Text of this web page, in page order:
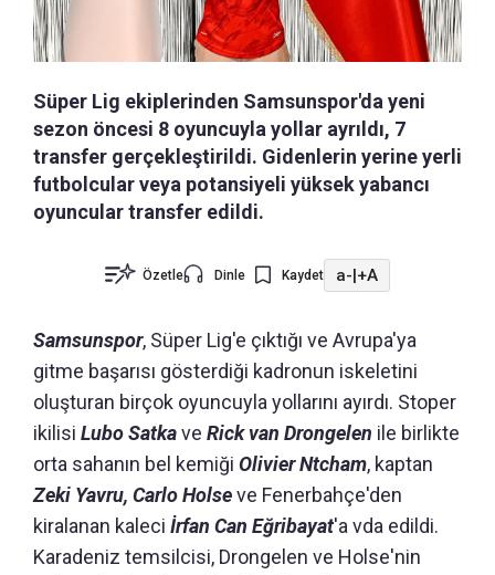
Süper Lig ekiplerinden Samsunspor'da yeni
sezon öncesi 8 oyuncuyla yollar ayrıldı, 7
transfer gerçekleştirildi. Gidenlerin yerine yerli
futbolcular veya potansiyeli yüksek yabancı
oyuncular transfer edildi.
Özetle Dinle Kaydet a-|+A
Samsunspor, Süper Lig'e çıktığı ve Avrupa'ya
gitme başarısı gösterdiği kadronun iskeletini
oluşturan birçok oyuncuyla yollarını ayırdı. Stoper
ikilisi Lubo Satkave Rick van Drongelen ile birlikte
orta sahanın bel kemiği Olivier Ntcham, kaptan
Zeki Yavru, Carlo Holseve Fenerbahçe'den
kiralanan kaleci İrfan Can Eğribayat'a vda edildi.
Karadeniz temsilcisi, Drongelen ve Holse'nin